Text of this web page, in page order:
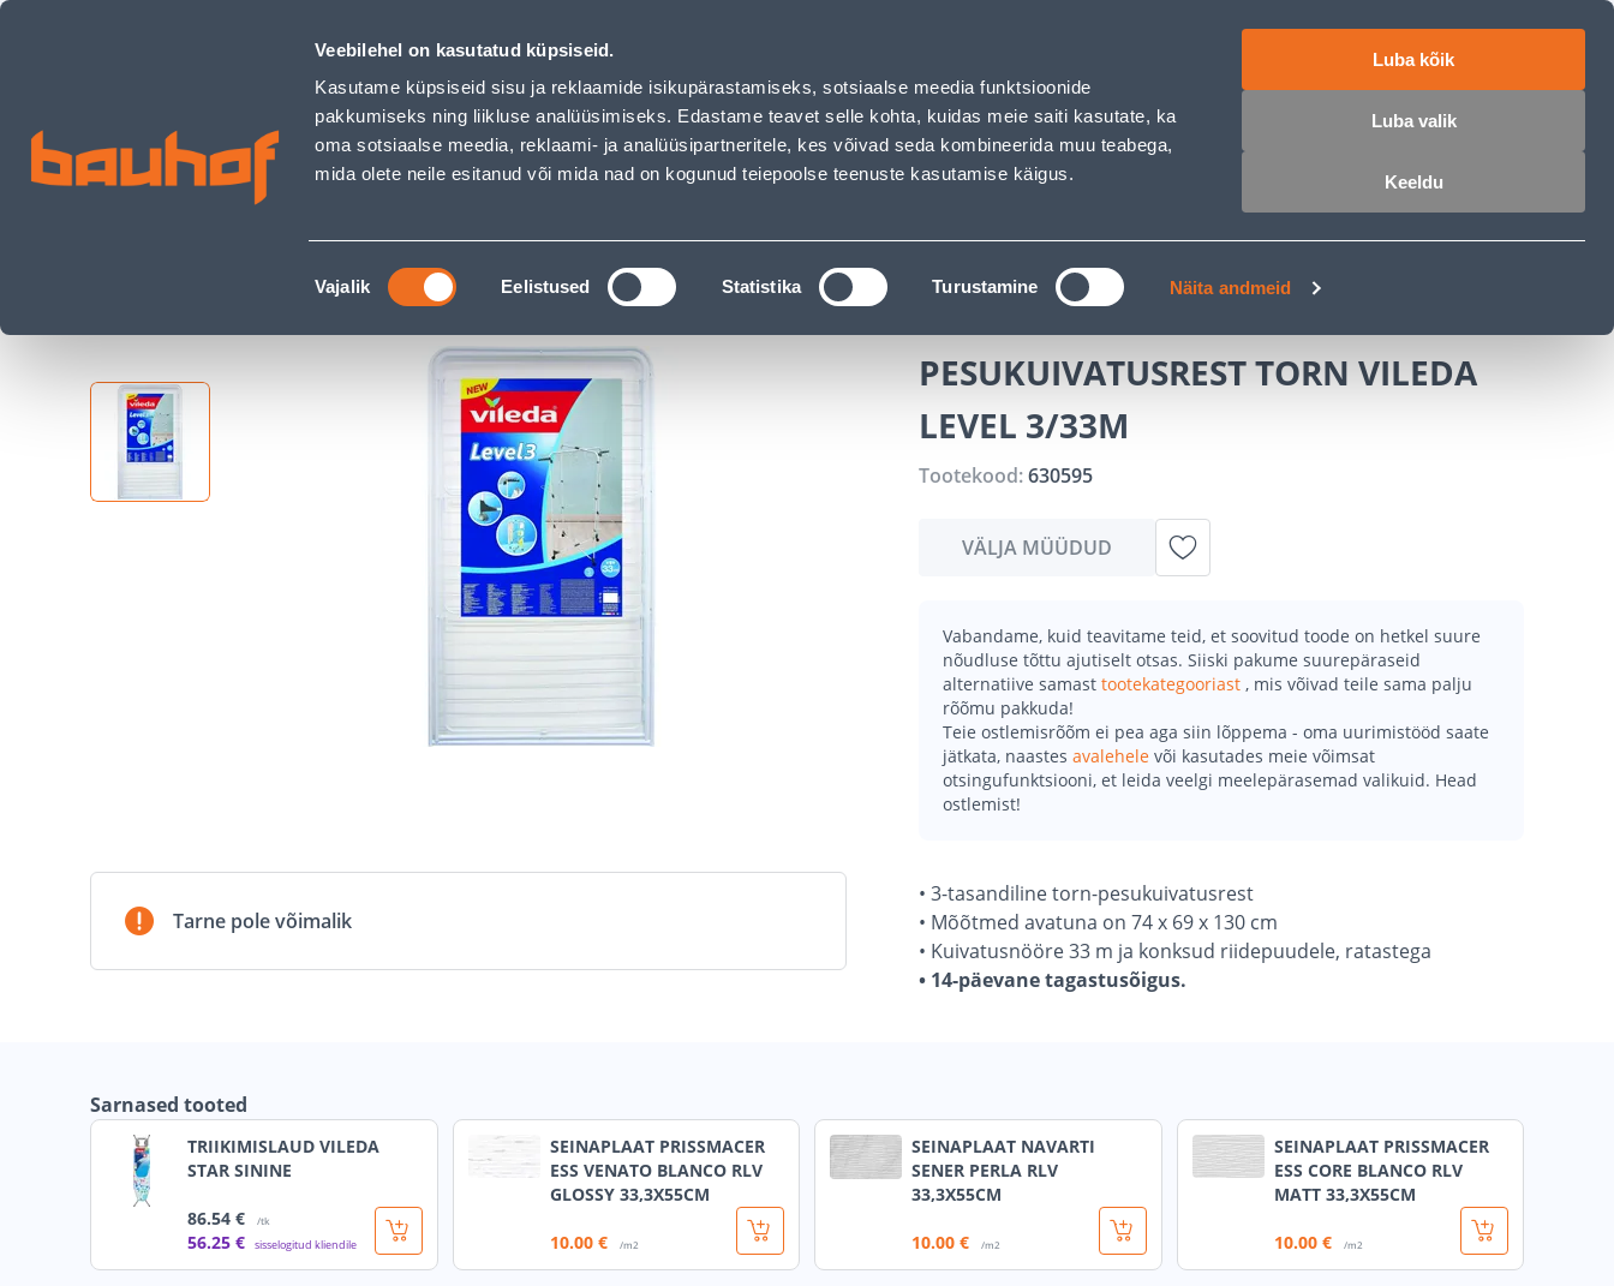
Veebilehel on kasutatud küpsiseid.
Kasutame küpsiseid sisu ja reklaamide isikupärastamiseks, sotsiaalse meedia funktsioonide
pakkumiseks ning liikluse analüüsimiseks. Edastame teavet selle kohta, kuidas meie saiti kasutate, ka
oma sotsiaalse meedia, reklaami- ja analüüsipartneritele, kes võivad seda kombineerida muu teabega,
mida olete neile esitanud või mida nad on kogunud teiepoolse teenuste kasutamise käigus.
Nõusoleku
valik
Vajalik Eelistused Statistika Turustamine Näita andmeid
Luba kõik
Luba valik
Keeldu
PESUKUIVATUSREST TORN VILEDA LEVEL 3/33M - Bauhof has loaded ETRUEN
OTSI Logi sisse Ostukorv
TOOTED MEISTRIKLUBI BLOGI
Kodu ja sisustus Pesupesemine Pesukuivatusrestid PESUKUIVATUSREST TORN VILEDA LEVEL 3/33M
Tarne pole võimalik
PESUKUIVATUSREST TORN VILEDA
LEVEL 3/33M
Tootekood:630595
VÄLJA MÜÜDUD
Vabandame, kuid teavitame teid, et soovitud toode on hetkel suure
nõudluse tõttu ajutiselt otsas. Siiski pakume suurepäraseid
alternatiive samast tootekategooriast , mis võivad teile sama palju
rõõmu pakkuda!
Teie ostlemisrõõm ei pea aga siin lõppema - oma uurimistööd saate
jätkata, naastes avalehele või kasutades meie võimsat
otsingufunktsiooni, et leida veelgi meelepärasemad valikuid. Head
ostlemist!
• 3-tasandiline torn-pesukuivatusrest
• Mõõtmed avatuna on 74 x 69 x 130 cm
• Kuivatusnööre 33 m ja konksud riidepuudele, ratastega
• 14-päevane tagastusõigus.
Sarnased tooted
TRIIKIMISLAUD VILEDA
STAR SININE
86.54 € /tk
56.25 € sisselogitud kliendile
SEINAPLAAT PRISSMACER
ESS VENATO BLANCO RLV
GLOSSY 33,3X55CM
10.00 € /m2
SEINAPLAAT NAVARTI
SENER PERLA RLV
33,3X55CM
10.00 € /m2
SEINAPLAAT PRISSMACER
ESS CORE BLANCO RLV
MATT 33,3X55CM
10.00 € /m2